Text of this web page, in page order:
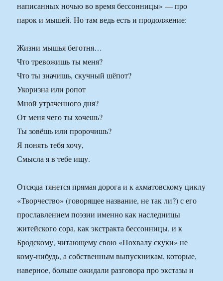
написанных ночью во время бессонницы» — про
парок и мышей. Но там ведь есть и продолжение:
Жизни мышья беготня…
Что тревожишь ты меня?
Что ты значишь, скучный шёпот?
Укоризна или ропот
Мной утраченного дня?
От меня чего ты хочешь?
Ты зовёшь или пророчишь?
Я понять тебя хочу,
Смысла я в тебе ищу.
Отсюда тянется прямая дорога и к ахматовскому циклу
«Творчество» (говорящее название, не так ли?) с его
прославлением поэзии именно как наследницы
житейского сора, как экстракта бессонницы, и к
Бродскому, читающему свою «Похвалу скуки» не
кому-нибудь, а собственным выпускникам, которые,
наверное, больше ожидали разговора про экстазы и